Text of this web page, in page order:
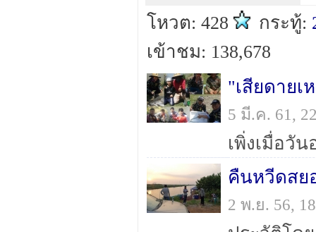
โหวต: 428 กระทู้:
เข้าชม: 138,678
"เสียดายเ
5 มี.ค. 61,
คืนหวีดสยอ
2 พ.ย. 56,